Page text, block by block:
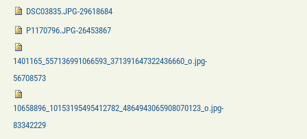
DSC03835.JPG-29618684
P1170796.JPG-26453867
1401165_557136991066593_371391647322436660_o.jpg-
56708573
10658896_10153195495412782_4864943065908070123_o.jpg-
83342229